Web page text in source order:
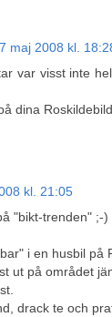
maj 2008 kl.
var visst inte
dina
kl. 21:05
"bikt-trenden" ;-)
i en husbil på
ut på området
drack te och